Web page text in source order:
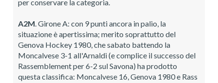
per conservare la categoria.
A2M . Girone A: con 9 punti ancora in palio, la
situazione è apertissima; merito soprattutto del
Genova Hockey 1980, che sabato battendo la
Moncalvese 3-1 all'Arnaldi (e complice il successo del
Rassemblement per 6-2 sul Savona) ha prodotto
questa classifica: Moncalvese 16, Genova 1980 e Rass